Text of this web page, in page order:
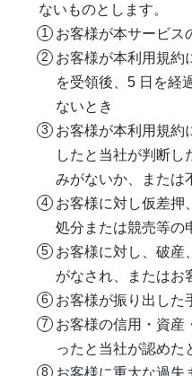
ないものとします。
お客様が本サービス
お客様が本利用規約
を受領後、5 日を経
ないとき
お客様が本利用規約
したと当社が判断し
みがないか、または
お客様に対し仮差押
処分または競売等の
お客様に対し、破産
がなされ、またはお
お客様が振り出した
お客様の信用・資産
ったと当社が認めた
お客様に重大な過失